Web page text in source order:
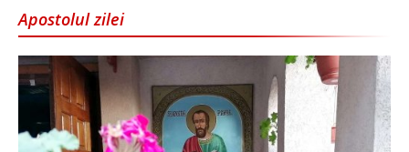
Apostolul zilei